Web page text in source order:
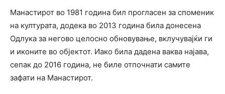
Манастирот во 1981 година бил прогласен за споменик
на културата, додека во 2013 година била донесена
Одлука за негово целосно обновување, вклучувајќи ги
и иконите во објектот. Иако била дадена ваква најава,
сепак до 2016 година, не биле отпочнати самите
зафати на Манастирот.